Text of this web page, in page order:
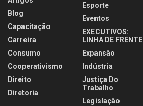
Blog
Capacitação
Carreira
Consumo
Cooperativismo
Direito
Diretoria
Esporte
Eventos
EXECUTIVOS:
LINHA DE FRENTE
Expansão
Indústria
Justiça Do
Trabalho
Legislação